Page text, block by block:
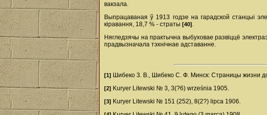
вакзала.
Выпрацаваная ў 1913 годзе на гарадской станцыі
кіравання, 18,7 % - страты [40].
Нягледзячы на практычна выбуховае развіццё
прадвызначала тэхнічнае адставанне.
[1] Шибеко 3. В., Шибеко С. Ф. Минск: Страницы жизни
[2] Kuryer Litewski № 3, 3(?6) września 1905.
[3] Kuryer Litewski № 151 (252), 8(2?) lipca 1906.